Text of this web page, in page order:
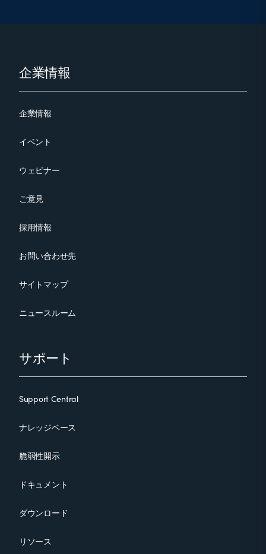
Footer企業情報
企業情報
イベント
ウェビナー
ご意見
採用情報
お問い合わせ先
サイトマップ
ニュースルーム
サポート
Support Central
ナレッジベース
脆弱性開示
ドキュメント
ダウンロード
リソース